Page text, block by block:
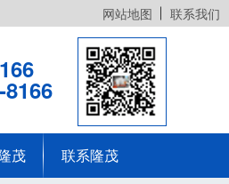
网站地图 联系我们
8166
茂 联系隆茂